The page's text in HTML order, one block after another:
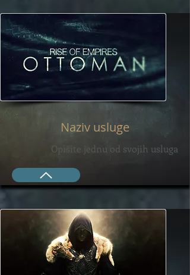
Naziv usluge
Opišite jednu od svojih usluga